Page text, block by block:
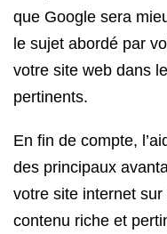
que Google sera
le sujet abordé par
votre site web dans
pertinents.
En fin de compte,
des principaux
votre site internet
contenu riche et